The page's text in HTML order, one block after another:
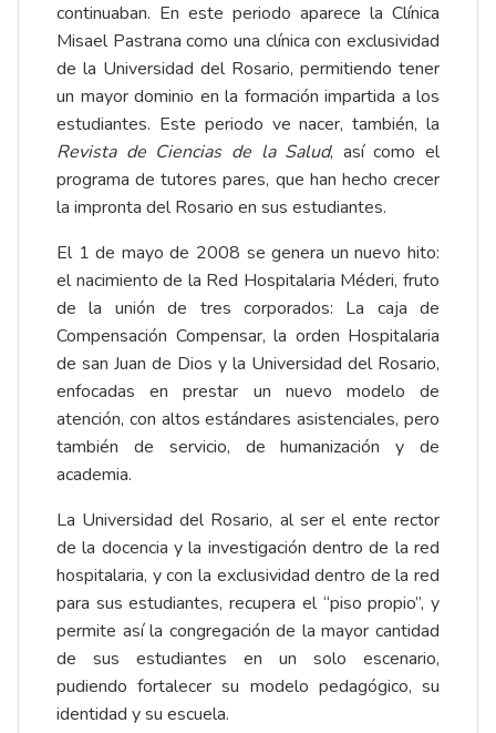
continuaban. En este periodo aparece la Clínica
Misael Pastrana como una clínica con exclusividad
de la Universidad del Rosario, permitiendo tener
un mayor dominio en la formación impartida a los
estudiantes. Este periodo ve nacer, también, la
Revista de Ciencias de la Salud, así como el
programa de tutores pares, que han hecho crecer
la impronta del Rosario en sus estudiantes.
El 1 de mayo de 2008 se genera un nuevo hito:
el nacimiento de la Red Hospitalaria Méderi, fruto
de la unión de tres corporados: La caja de
Compensación Compensar, la orden Hospitalaria
de san Juan de Dios y la Universidad del Rosario,
enfocadas en prestar un nuevo modelo de
atención, con altos estándares asistenciales, pero
también de servicio, de humanización y de
academia.
La Universidad del Rosario, al ser el ente rector
de la docencia y la investigación dentro de la red
hospitalaria, y con la exclusividad dentro de la red
para sus estudiantes, recupera el “piso propio”, y
permite así la congregación de la mayor cantidad
de sus estudiantes en un solo escenario,
pudiendo fortalecer su modelo pedagógico, su
identidad y su escuela.